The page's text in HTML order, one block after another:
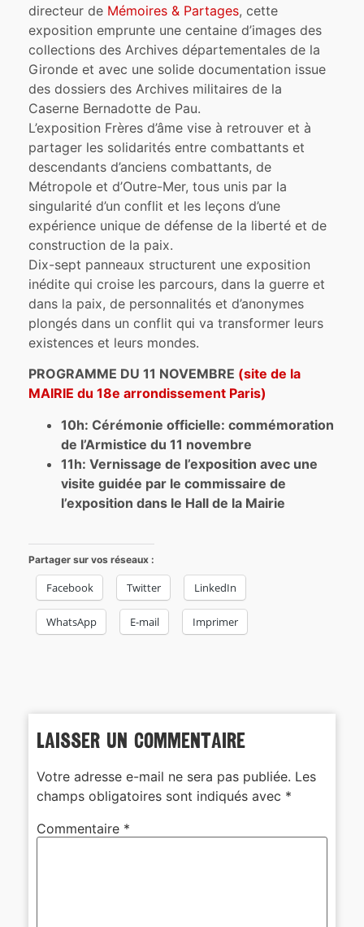
directeur de Mémoires & Partages, cette
exposition emprunte une centaine d’images des
collections des Archives départementales de la
Gironde et avec une solide documentation issue
des dossiers des Archives militaires de la
Caserne Bernadotte de Pau.
L’exposition Frères d’âme vise à retrouver et à
partager les solidarités entre combattants et
descendants d’anciens combattants, de
Métropole et d’Outre-Mer, tous unis par la
singularité d’un conflit et les leçons d’une
expérience unique de défense de la liberté et de
construction de la paix.
Dix-sept panneaux structurent une exposition
inédite qui croise les parcours, dans la guerre et
dans la paix, de personnalités et d’anonymes
plongés dans un conflit qui va transformer leurs
existences et leurs mondes.
PROGRAMME DU 11 NOVEMBRE (site de la
MAIRIE du 18e arrondissement Paris)
10h: Cérémonie officielle: commémoration
de l’Armistice du 11 novembre
11h: Vernissage de l’exposition avec une
visite guidée par le commissaire de
l’exposition dans le Hall de la Mairie
Partager sur vos réseaux :
Facebook Twitter LinkedIn
WhatsApp E-mail Imprimer
Laisser un commentaire
Votre adresse e-mail ne sera pas publiée. Les
champs obligatoires sont indiqués avec *
Commentaire *